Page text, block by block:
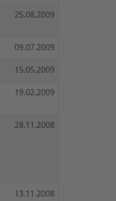
25.08.2009
09.07.2009
15.05.2009
19.02.2009
28.11.2008
13.11.2008